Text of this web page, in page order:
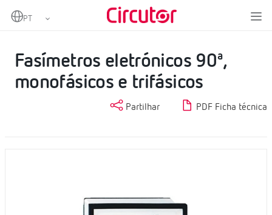
Home Instrumentação analógica
Fasímetros eletrónicos 90ª,
monofásicos e trifásicos
Partilhar PDF Ficha técnica